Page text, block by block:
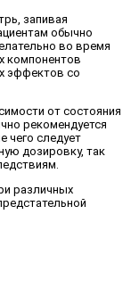
запивая
обычно
во время
компонентов
эффектов со
от состояния
рекомендуется
чего следует
дозировку, так
различных